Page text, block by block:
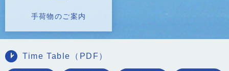
手荷物のご案内
Time Table（PDF）